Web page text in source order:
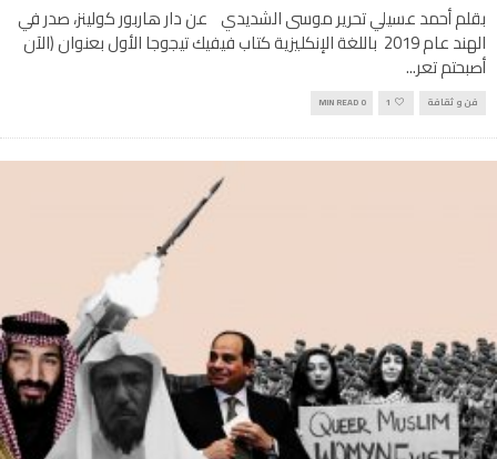
بقلم أحمد عسيلي تحرير موسى الشديدي عن دار هاربور كولينز، صدر في
الهند عام 2019 باللغة الإنكليزية كتاب فيفيك تيجوجا الأول بعنوان (الآن
أصبحتم تعر...
فن و ثقافة 1
0 MIN READ